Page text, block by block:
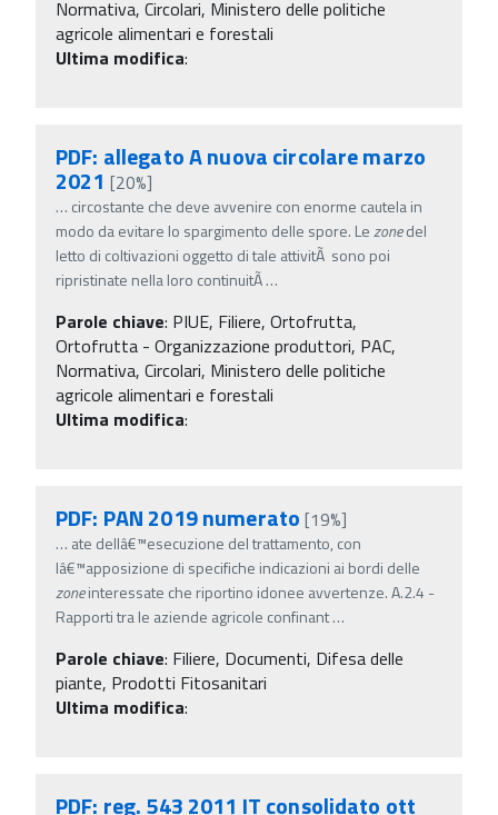
Normativa, Circolari, Ministero delle politiche
agricole alimentari e forestali
Ultima modifica:
PDF: allegato A nuova circolare marzo
2021 [20%]
… circostante che deve avvenire con enorme cautela in
modo da evitare lo spargimento delle spore. Lezonedel
letto di coltivazioni oggetto di tale attivitÃ sono poi
ripristinate nella loro continuitÃ…
Parole chiave: PIUE, Filiere, Ortofrutta,
Ortofrutta - Organizzazione produttori, PAC,
Normativa, Circolari, Ministero delle politiche
agricole alimentari e forestali
Ultima modifica:
PDF: PAN 2019 numerato [19%]
… ate dellâ€™esecuzione del trattamento, con
lâ€™apposizione di specifiche indicazioni ai bordi delle
zoneinteressate che riportino idonee avvertenze. A.2.4 -
Rapporti tra le aziende agricole confinant…
Parole chiave: Filiere, Documenti, Difesa delle
piante, Prodotti Fitosanitari
Ultima modifica:
PDF: reg. 543 2011 IT consolidato ott